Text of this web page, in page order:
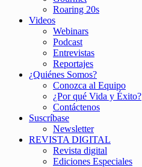
Roaring 20s
Videos
Webinars
Podcast
Entrevistas
Reportajes
¿Quiénes Somos?
Conozca al Equipo
¿Por qué Vida y Éxito?
Contáctenos
Suscríbase
Newsletter
REVISTA DIGITAL
Revista digital
Ediciones Especiales